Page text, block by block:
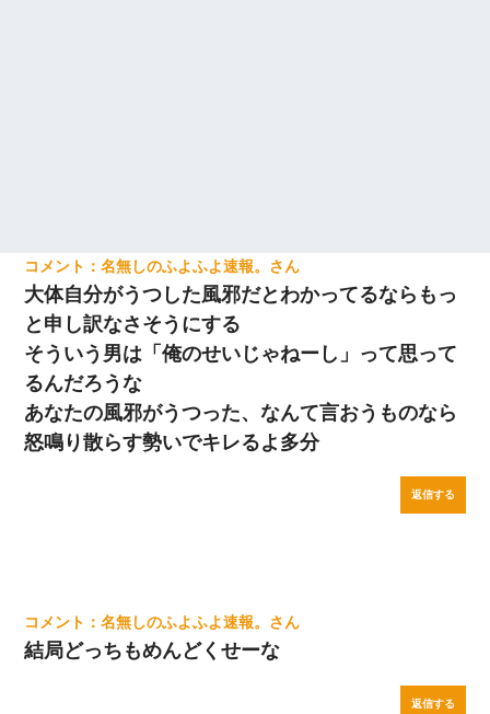
名無しのふよふよ速報。
大体自分がうつした風邪だとわかってるならもっ
と申し訳なさそうにする
そういう男は「俺のせいじゃねーし」って思って
るんだろうな
あなたの風邪がうつった、なんて言おうものなら
怒鳴り散らす勢いでキレるよ多分
返信する
名無しのふよふよ速報。
結局どっちもめんどくせーな
返信する